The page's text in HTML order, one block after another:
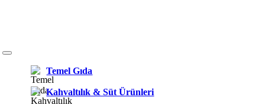
Temel Gıda
Kahvaltılık & Süt Ürünleri